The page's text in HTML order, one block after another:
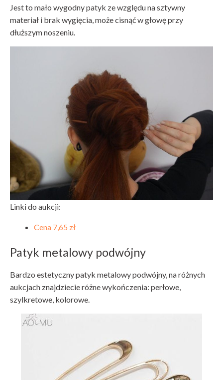
Jest to mało wygodny patyk ze względu na sztywny
materiał i brak wygięcia, może cisnąć w głowę przy
dłuższym noszeniu.
Linki do aukcji:
Cena 7,65 zł
Patyk metalowy podwójny
Bardzo estetyczny patyk metalowy podwójny, na różnych
aukcjach znajdziecie różne wykończenia: perłowe,
szylkretowe, kolorowe.